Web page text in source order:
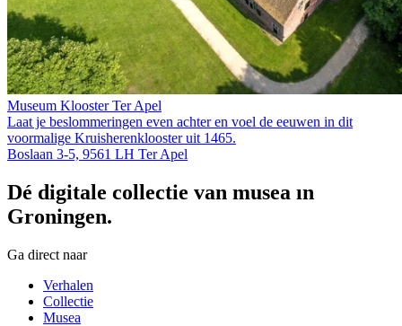
Museum Klooster Ter Apel
Laat je beslommeringen even achter en voel de eeuwen in dit
voormalige Kruis­heren­klooster uit 1465.
Boslaan 3-5, 9561 LH Ter Apel
Dé digitale collectie van musea in
Groningen.
Ga direct naar
Verhalen
Collectie
Musea